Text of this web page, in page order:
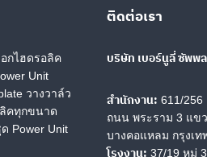
กไฮดรอลิค
Unit
วางวาล์ว
คทุกขนาด
Power Unit
ติดต่อเรา
บริษัท เบอร์นูลี่ ซัพพ
สำนักงาน: 611/
ถนน พระราม 3 แข
บางคอแหลม กรุงเ
โรงงาน: 37/19 หมู่